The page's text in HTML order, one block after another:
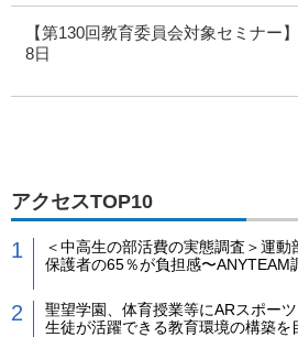
【第130回教育委員会対象セミナー
8日
アクセスTOP10
＜中高生の部活費の実態調査＞運
保護者の65％が負担感〜ANYTEAM
聖望学園、体育授業等にARスポー
生徒が活躍できる教育環境の構築を